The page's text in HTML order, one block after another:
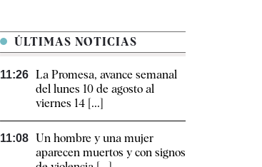
ÚLTIMAS NOTICIAS
11:26 La Promesa, avance semanal
del lunes 10 de agosto al
viernes 14 [...]
11:08 Un hombre y una mujer
aparecen muertos y con signos